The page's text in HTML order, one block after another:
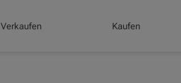
Verkaufen Kaufen